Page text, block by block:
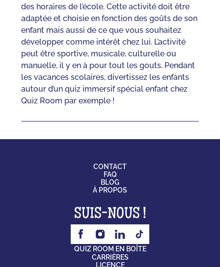
des horaires de l’école. Cette activité doit être
adaptée et choisie en fonction des goûts de son
enfant mais aussi de ce que vous souhaitez
développer comme intérêt chez lui. L’activité
peut être sportive, musicale, culturelle ou
manuelle, il y en à pour tout les gouts. Pendant
les vacances scolaires, divertissez les enfants
autour d’un quiz immersif spécial enfant chez
Quiz Room par exemple !
CONTACT
FAQ
BLOG
À PROPOS
SUIS-NOUS !
QUIZ ROOM EN BOÎTE
CARRIÈRES
LICENCE